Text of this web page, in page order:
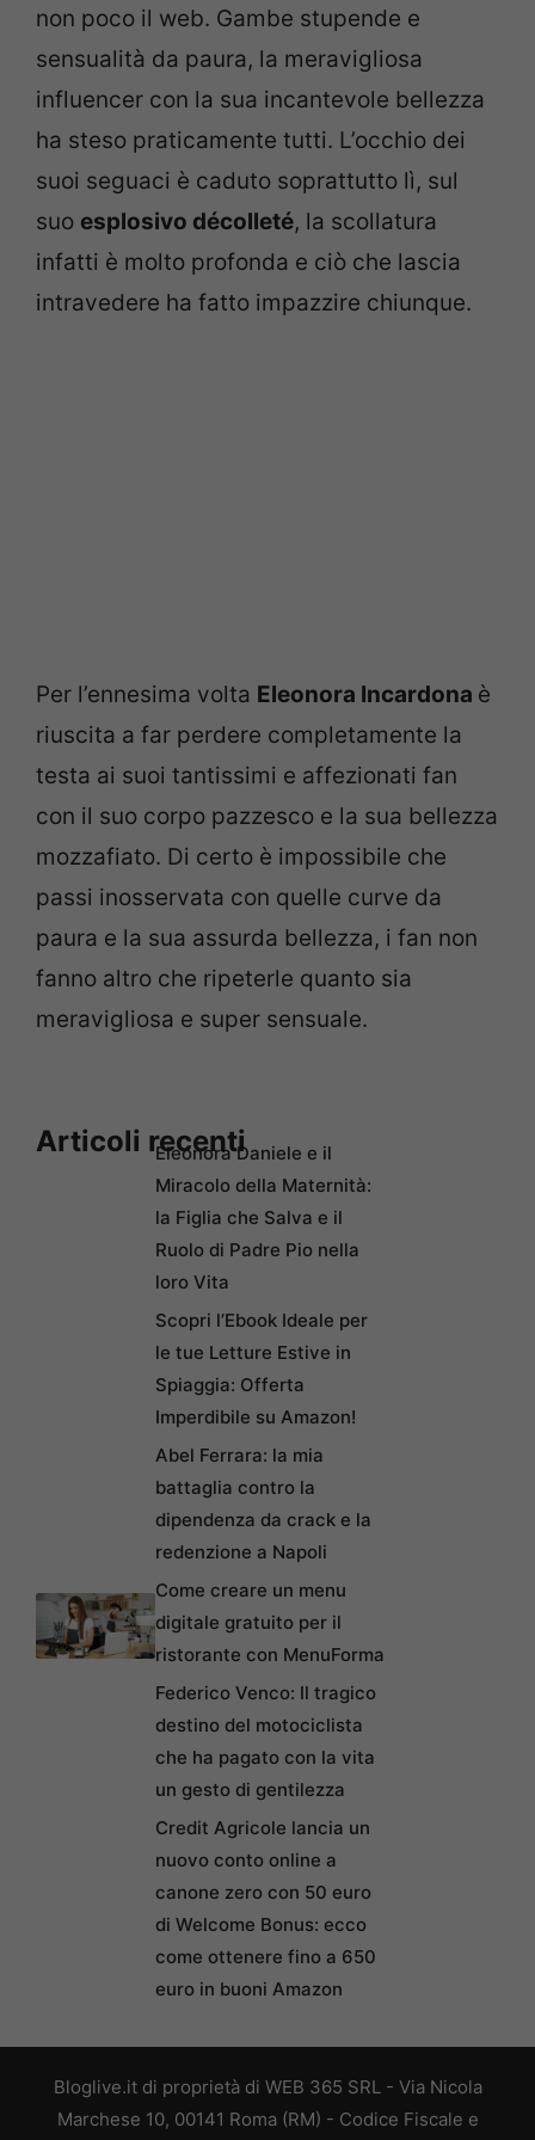
non poco il web. Gambe stupende e
sensualità da paura, la meravigliosa
influencer con la sua incantevole bellezza
ha steso praticamente tutti. L’occhio dei
suoi seguaci è caduto soprattutto lì, sul
suo esplosivo décolleté, la scollatura
infatti è molto profonda e ciò che lascia
intravedere ha fatto impazzire chiunque.
Per l’ennesima volta Eleonora Incardona è
riuscita a far perdere completamente la
testa ai suoi tantissimi e affezionati fan
con il suo corpo pazzesco e la sua bellezza
mozzafiato. Di certo è impossibile che
passi inosservata con quelle curve da
paura e la sua assurda bellezza, i fan non
fanno altro che ripeterle quanto sia
meravigliosa e super sensuale.
Articoli recentiEleonora Daniele e il
Miracolo della Maternità:
la Figlia che Salva e il
Ruolo di Padre Pio nella
loro Vita
Scopri l’Ebook Ideale per
le tue Letture Estive in
Spiaggia: Offerta
Imperdibile su Amazon!
Abel Ferrara: la mia
battaglia contro la
dipendenza da crack e la
redenzione a Napoli
Come creare un menu
digitale gratuito per il
ristorante con MenuForma
Federico Venco: Il tragico
destino del motociclista
che ha pagato con la vita
un gesto di gentilezza
Credit Agricole lancia un
nuovo conto online a
canone zero con 50 euro
di Welcome Bonus: ecco
come ottenere fino a 650
euro in buoni Amazon
Bloglive.it di proprietà di WEB 365 SRL - Via Nicola
Marchese 10, 00141 Roma (RM) - Codice Fiscale e